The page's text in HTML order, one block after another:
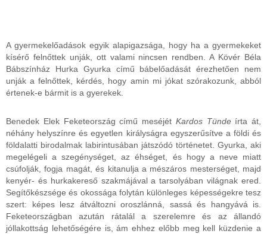
A gyermekelőadások egyik alapigazsága, hogy ha a gyermekeket
kísérő felnőttek unják, ott valami nincsen rendben. A Kövér Béla
Bábszínház Hurka Gyurka című bábelőadását érezhetően nem
unják a felnőttek, kérdés, hogy amin mi jókat szórakozunk, abból
értenek-e bármit is a gyerekek.
Benedek Elek Feketeország című meséjét Kardos Tündeírta át,
néhány helyszínre és egyetlen királyságra egyszerűsítve a földi és
földalatti birodalmak labirintusában játszódó történetet. Gyurka, aki
megelégeli a szegénységet, az éhséget, és hogy a neve miatt
csúfolják, fogja magát, és kitanulja a mészáros mesterséget, majd
kenyér- és hurkakereső szakmájával a tarsolyában világnak ered.
Segítőkészsége és okossága folytán különleges képességekre tesz
szert: képes lesz átváltozni oroszlánná, sassá és hangyává is.
Feketeországban azután rátalál a szerelemre és az állandó
jóllakottság lehetőségére is, ám ehhez előbb meg kell küzdenie a